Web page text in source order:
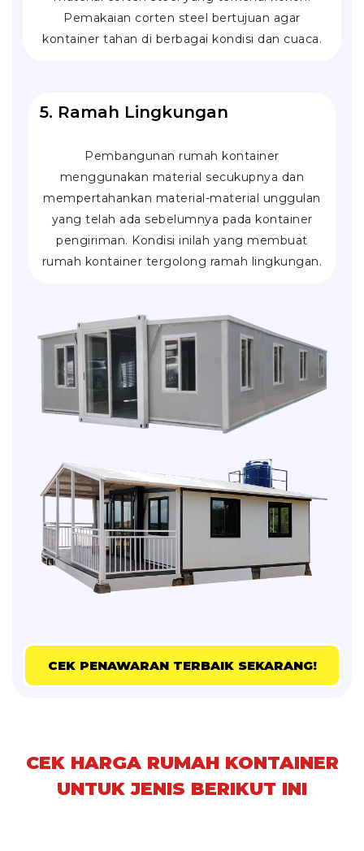
Pemakaian corten steel bertujuan agar
kontainer tahan di berbagai kondisi dan cuaca.
5. Ramah Lingkungan
Pembangunan rumah kontainer
menggunakan material secukupnya dan
mempertahankan material-material unggulan
yang telah ada sebelumnya pada kontainer
pengiriman. Kondisi inilah yang membuat
rumah kontainer tergolong ramah lingkungan.
CEK PENAWARAN TERBAIK SEKARANG!
CEK HARGA RUMAH KONTAINER
UNTUK JENIS BERIKUT INI